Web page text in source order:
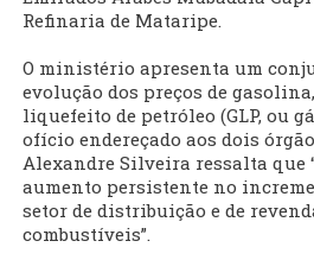
Refinaria de Mataripe.
O ministério apresenta um
evolução dos preços de
liquefeito de petróleo (GLP, ou
ofício endereçado aos dois
Alexandre Silveira ressalta que
aumento persistente no
setor de distribuição e de
combustíveis”.